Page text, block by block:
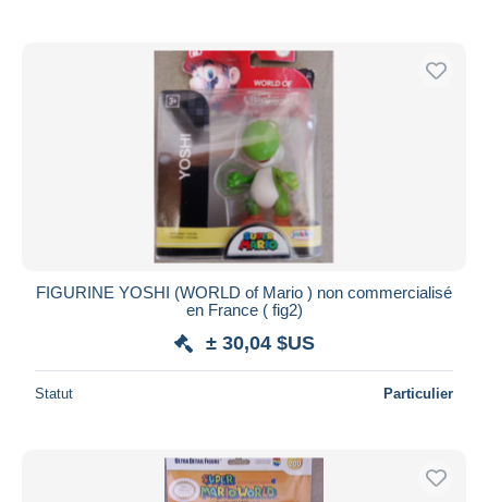
FIGURINE YOSHI (WORLD of Mario ) non commercialisé
en France ( fig2)
± 30,04 $US
Statut Particulier